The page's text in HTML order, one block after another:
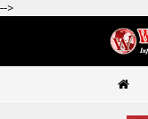
-->